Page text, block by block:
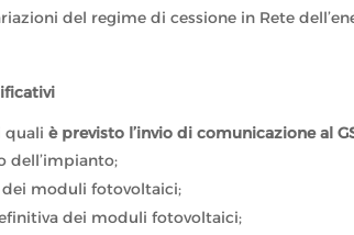
del regime di cessione in Rete
quali è previsto l’invio di comunicazione al
dell’impianto;
moduli fotovoltaici;
dei moduli fotovoltaici;